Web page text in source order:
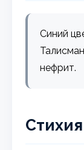
Синий
нефрит.
Стихия